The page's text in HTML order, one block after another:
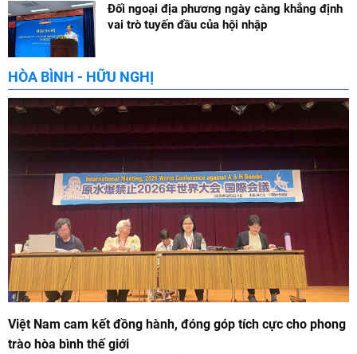
Đối ngoại địa phương ngày càng khẳng định
vai trò tuyến đầu của hội nhập
HÒA BÌNH - HỮU NGHỊ
Việt Nam cam kết đồng hành, đóng góp tích cực cho phong
trào hòa bình thế giới